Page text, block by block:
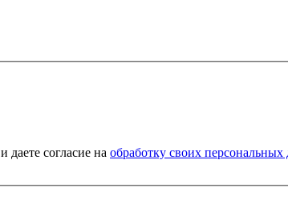
и даете согласие на обработку своих